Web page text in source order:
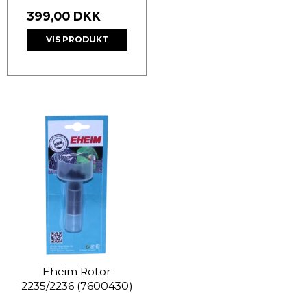
399,00 DKK
VIS PRODUKT
Eheim Rotor
2235/2236 (7600430)